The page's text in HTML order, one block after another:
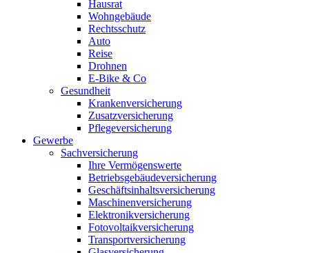
Hausrat
Wohngebäude
Rechtsschutz
Auto
Reise
Drohnen
E-Bike & Co
Gesundheit
Krankenversicherung
Zusatzversicherung
Pflegeversicherung
Gewerbe
Sachversicherung
Ihre Vermögenswerte
Betriebsgebäudeversicherung
Geschäftsinhaltsversicherung
Maschinenversicherung
Elektronikversicherung
Fotovoltaikversicherung
Transportversicherung